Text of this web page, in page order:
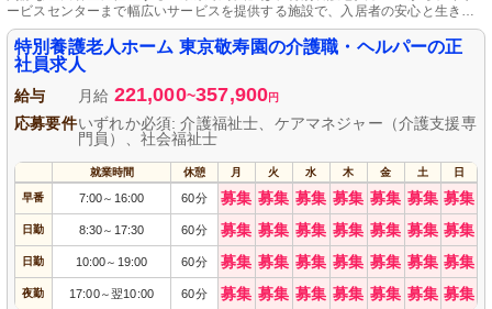
ービスセンターまで幅広いサービスを提供する施設で、入居者の安心と生きが
いを大切に、スタッフは笑顔で対応。充実の待遇や特別休暇で職員の働きやす
さを考慮しており、経験よりも人柄を重視するため、明るく元気な方は未経験
者でも歓迎されます。
特別養護老人ホーム 東京敬寿園の介護職・ヘルパーの正
社員求人
給与 月給 221,000~357,900円
応募要件いずれか必須: 介護福祉士、ケアマネジャー（介護支援専
門員）、社会福祉士
就業時間 休憩 月 火 水 木 金 土 日
早番 7:00～ 16:00 60分 募集 募集 募集 募集 募集 募集 募集
日勤 8:30～ 17:30 60分 募集 募集 募集 募集 募集 募集 募集
日勤 10:00～ 19:00 60分 募集 募集 募集 募集 募集 募集 募集
夜勤 17:00～翌10:00 60分 募集 募集 募集 募集 募集 募集 募集